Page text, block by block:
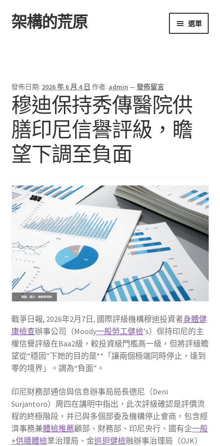
跳
至
跳
至
架構的荒原 選單
發佈日期: 2026 年 6 月 4 日 作者: admin —發佈留言
穆迪保持秀傳醫院供
膳印尼信譽評級，瞻
望下調至負面
戰爭日報, 2026年2月7日, 國際評級機構穆迪投資者身體健
康檢查辦事公司（Moody一般勞工健檢’s）保持印尼的主
權信譽評級在Baa2級，較投資級門檻高一級，但將評級瞻
望從“穩固”下她的目的是**「讓兩個極端同時停止，達到
零的境界」。調為“負面”。
印尼財務部通信與信息辦事局局長德尼（Deni
Surjantoro）周四在講明中指出，此次評級確認是評價流
程的終極階段，并已與多個部委及機構停止會商，包含經
濟事務兼體檢推薦顧部、財務部、印尼央行、國有企一般
+供膳體檢業治理局、金巡迴健檢融辦事治理局（OJK）